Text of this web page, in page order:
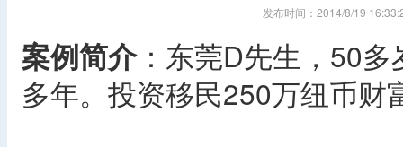
发布时间：2014/8/19
案例简介：东莞D先生，50
多年。投资移民250万纽币财